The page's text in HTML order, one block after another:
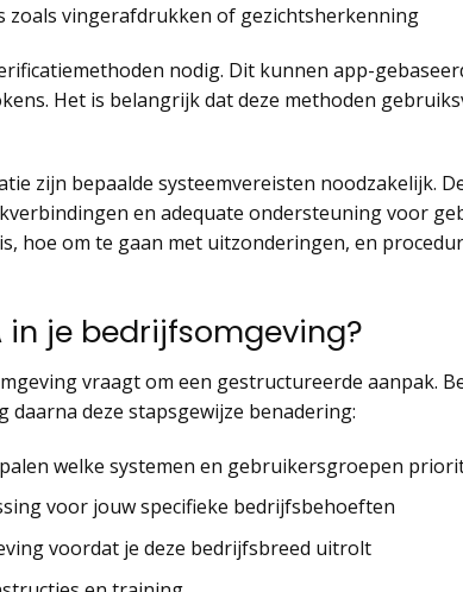
zoals vingerafdrukken of gezichtsherkenning
nodig. Dit kunnen app-
Het is belangrijk dat deze methoden
zijn bepaalde systeemvereisten noodzakelijk.
en adequate ondersteuning voor
hoe om te gaan met uitzonderingen, en
in je bedrijfsomgeving?
vraagt om een gestructureerde aanpak.
daarna deze stapsgewijze benadering:
welke systemen en gebruikersgroepen
voor jouw specifieke bedrijfsbehoeften
voordat je deze bedrijfsbreed uitrolt